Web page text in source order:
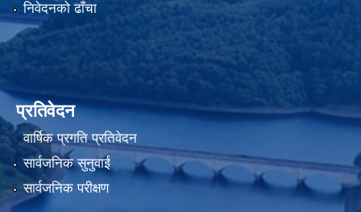
निवेदनको ढाँचा
प्रतिवेदन
वार्षिक प्रगति प्रतिवेदन
सार्वजनिक सुनुवाई
सार्वजनिक परीक्षण